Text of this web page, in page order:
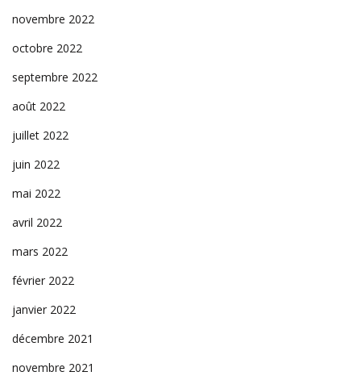
novembre 2022
octobre 2022
septembre 2022
août 2022
juillet 2022
juin 2022
mai 2022
avril 2022
mars 2022
février 2022
janvier 2022
décembre 2021
novembre 2021